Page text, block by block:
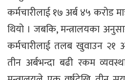
कर्मचारीलाई १७ अर्ब ४५ करोड
थियो । जबकि, मन्त्रालयका
कर्मचारीलाई तलब खुवाउन २१
तीन अर्बभन्दा बढी रकम